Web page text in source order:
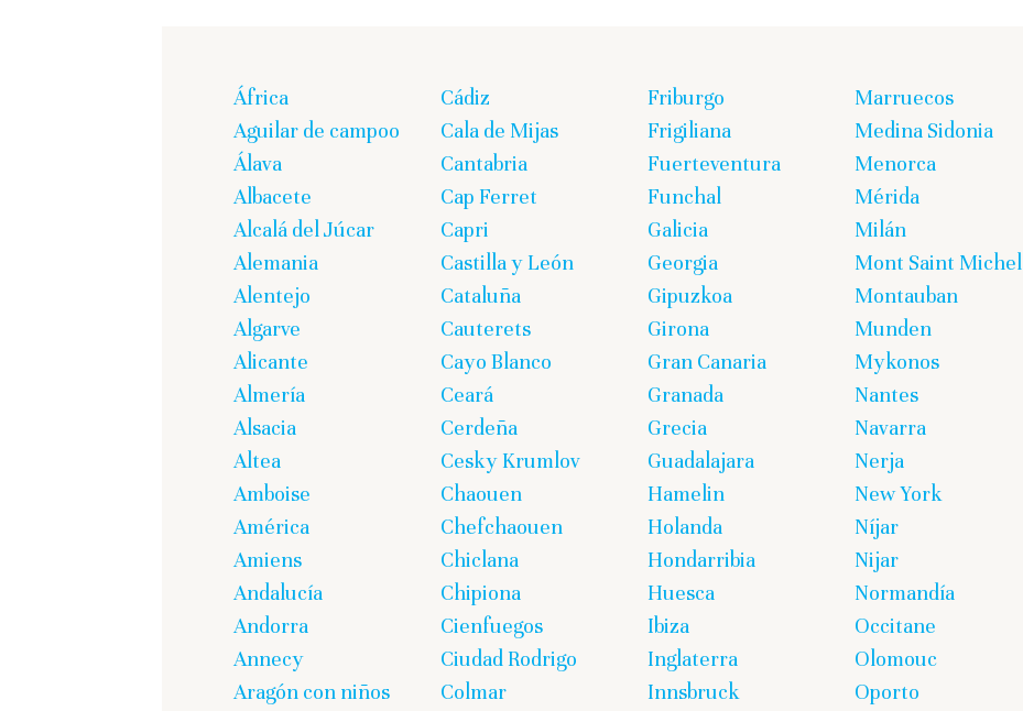
África
Aguilar de campoo
Álava
Albacete
Alcalá del Júcar
Alemania
Alentejo
Algarve
Alicante
Almería
Alsacia
Altea
Amboise
América
Amiens
Andalucía
Andorra
Annecy
Aragón con niños
Cádiz
Cala de Mijas
Cantabria
Cap Ferret
Capri
Castilla y León
Cataluña
Cauterets
Cayo Blanco
Ceará
Cerdeña
Cesky Krumlov
Chaouen
Chefchaouen
Chiclana
Chipiona
Cienfuegos
Ciudad Rodrigo
Colmar
Friburgo
Frigiliana
Fuerteventura
Funchal
Galicia
Georgia
Gipuzkoa
Girona
Gran Canaria
Granada
Grecia
Guadalajara
Hamelin
Holanda
Hondarribia
Huesca
Ibiza
Inglaterra
Innsbruck
Marruecos
Medina Sidonia
Menorca
Mérida
Milán
Mont Saint Michel
Montauban
Munden
Mykonos
Nantes
Navarra
Nerja
New York
Níjar
Nijar
Normandía
Occitane
Olomouc
Oporto